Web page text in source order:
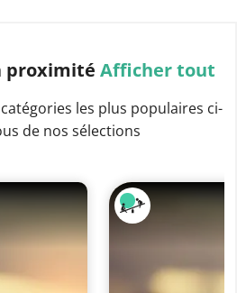
proximité Afficher tout
les plus populaires ci-
de nos sélections